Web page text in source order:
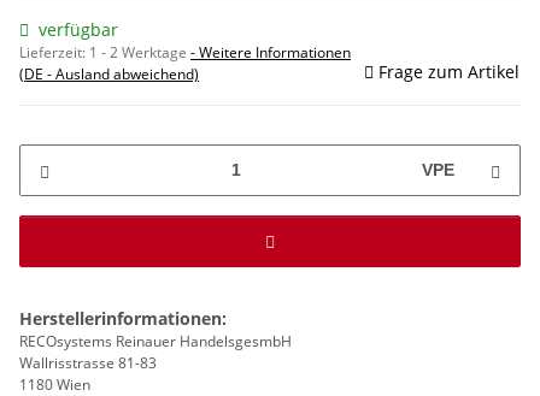
verfügbar
Lieferzeit: 1 - 2 Werktage - Weitere Informationen
(DE - Ausland abweichend)
Frage zum Artikel
VPE
Herstellerinformationen:
RECOsystems Reinauer HandelsgesmbH
Wallrisstrasse 81-83
1180 Wien